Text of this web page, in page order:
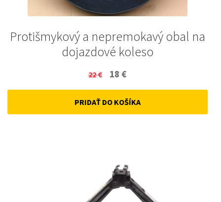
Protišmykový a nepremokavý obal na
dojazdové koleso
22€
Original
price
was:
18 €
price
is:
PRIDAŤ DO KOŠÍKA